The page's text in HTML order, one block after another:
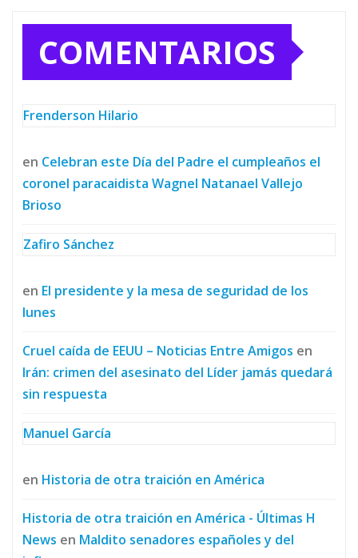
COMENTARIOS
Frenderson Hilario
en Celebran este Día del Padre el cumpleaños el
coronel paracaidista Wagnel Natanael Vallejo
Brioso
Zafiro Sánchez
en El presidente y la mesa de seguridad de los
lunes
Cruel caída de EEUU – Noticias Entre Amigos en
Irán: crimen del asesinato del Líder jamás quedará
sin respuesta
Manuel García
en Historia de otra traición en América
Historia de otra traición en América - Últimas H
News en Maldito senadores españoles y del